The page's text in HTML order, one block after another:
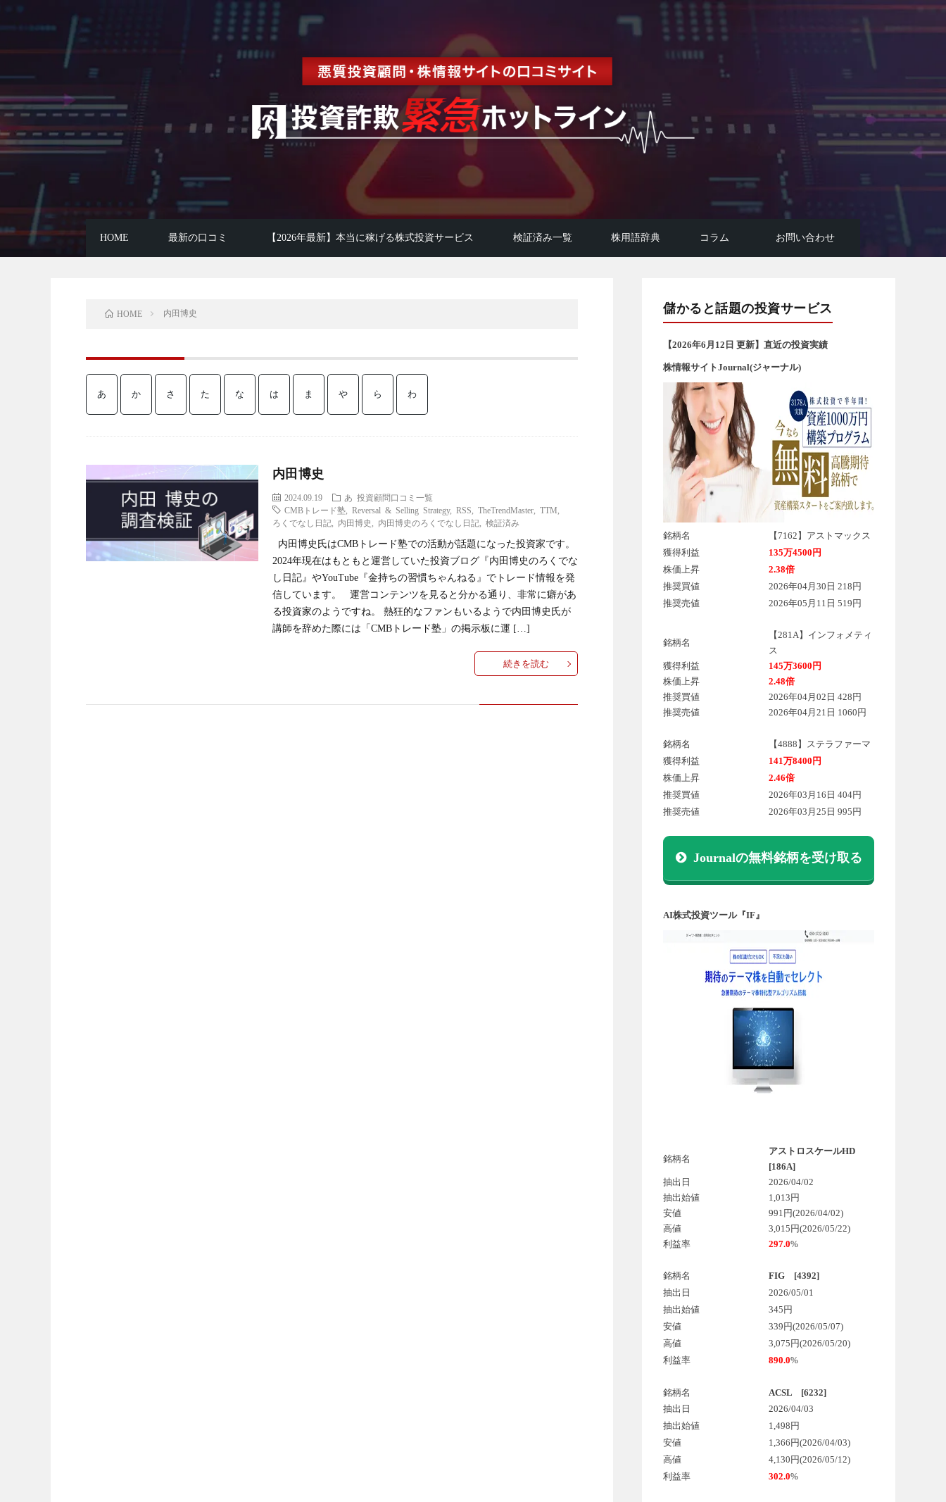
HOME 最新の口コミ 【2026年最新】本当に稼げる株式投資サービス 検証済み一覧 株用語辞典 コラム お問い合わせ
HOME 内田博史
あ か さ た な は ま や ら わ
内田博史
2024.09.19 あ 投資顧問口コミ一覧
CMBトレード塾, Reversal & Selling Strategy, RSS TheTrendMaster, TTM
ろくでなし日記
内田博史 内田博史のろくでなし日記 検証済み
内田博史氏はCMBトレード塾での活動が話題になった投資家です。
2024年現在はもともと運営していた投資ブログ『内田博史のろくでな
し日記』やYouTube『金持ちの習慣ちゃんねる』でトレード情報を発
信しています。 運営コンテンツを見ると分かる通り、非常に癖があ
る投資家のようですね。 熱狂的なファンもいるようで内田博史氏が
講師を辞めた際には「CMBトレード塾」の掲示板に運 […]
続きを読む
儲かると話題の投資サービス
【2026年6 月12 日 更新】直近の投資実績
株情報サイトJournal(ジャーナル)
銘柄名
【7162】アストマックス
獲得利益
135万4500円
株価上昇
2.38倍
推奨買値
2026年04月30日 218円
推奨売値
2026年05月11日 519円
銘柄名
【281A】インフォメティ
ス
獲得利益
145万3600円
株価上昇
2.48倍
推奨買値
2026年04月02日 428円
推奨売値
2026年04月21日 1060円
銘柄名
【4888】ステラファーマ
獲得利益
141万8400円
株価上昇
2.46倍
推奨買値
2026年03月16日 404円
推奨売値
2026年03月25日 995円
Journalの無料銘柄を受け取る
AI株式投資ツール『IF』
銘柄名
アストロスケールHD
[186A]
抽出日
2026/04/02
抽出始値
1,013円
安値
991円(2026/04/02)
高値
3,015円(2026/05/22)
利益率
297.0%
銘柄名
FIG [4392]
抽出日
2026/05/01
抽出始値
345円
安値
339円(2026/05/07)
高値
3,075円(2026/05/20)
利益率
890.0%
銘柄名
ACSL [6232]
抽出日
2026/04/03
抽出始値
1,498円
安値
1,366円(2026/04/03)
高値
4,130円(2026/05/12)
利益率
302.0%